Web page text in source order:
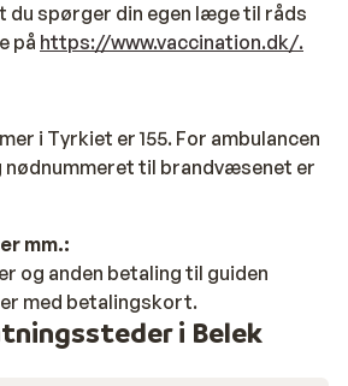
du spørger din egen læge til råds
på https://www.vaccination.dk/.
i Tyrkiet er 155. For ambulancen
nødnummeret til brandvæsenet er
mm.:
og anden betaling til guiden
med betalingskort.
i Belek